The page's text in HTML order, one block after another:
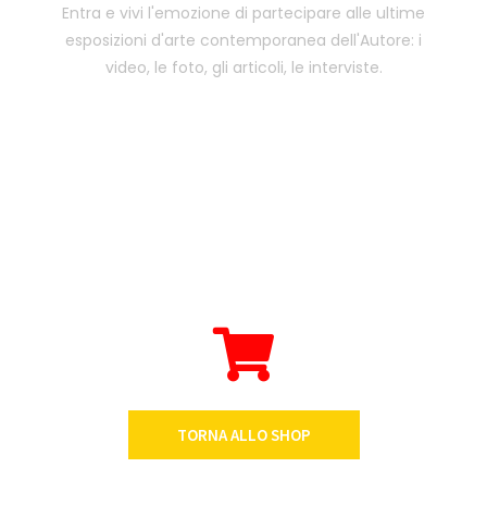
Entra e vivi l'emozione di partecipare alle ultime
esposizioni d'arte contemporanea dell'Autore: i
video, le foto, gli articoli, le interviste.
TORNA ALLO SHOP